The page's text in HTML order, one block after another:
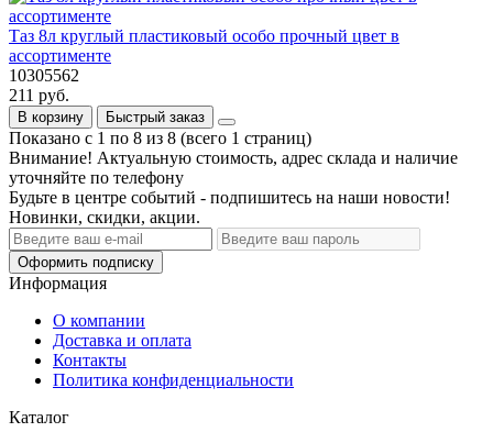
Таз 8л круглый пластиковый особо прочный цвет в
ассортименте
10305562
211 руб.
В корзину Быстрый заказ
Показано с 1 по 8 из 8 (всего 1 страниц)
Внимание! Актуальную стоимость, адрес склада и наличие
уточняйте по телефону
Будьте в центре событий - подпишитесь на наши новости!
Новинки, скидки, акции.
Оформить подписку
Информация
О компании
Доставка и оплата
Контакты
Политика конфиденциальности
Каталог